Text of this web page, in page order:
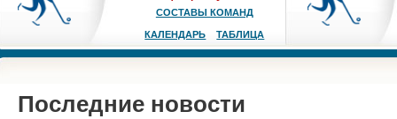
СОСТАВЫ КОМАНД
КАЛЕНДАРЬ ТАБЛИЦА
Последние новости